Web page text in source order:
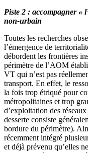
Piste 2 : accompagner «
non-urbain
Toutes les recherches
l’émergence de
débordent les frontières
périmètre de l’AOM
VT qui n’est pas
transport. En effet, le
la fois trop étriqué pour
métropolitaines et trop
d’exploitation des
desserte consiste
bordure du périmètre).
récemment intégré
et déjà prévenu qu’elles